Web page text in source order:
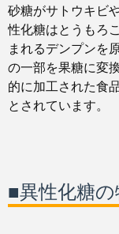
砂糖がサトウキビ
性化糖はとうもろ
まれるデンプンを
の一部を果糖に変
的に加工された食
とされています。
■異性化糖